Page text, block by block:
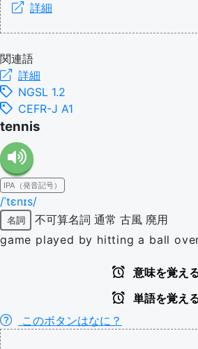
詳細
関連語
詳細
NGSL 1.2
CEFR-J A1
tennis
IPA（発音記号）
/ˈtɛnɪs/
名詞 不可算名詞 通常 古風 廃用
game played by hitting a ball
意味を覚え
単語を覚え
このボタンはなに？